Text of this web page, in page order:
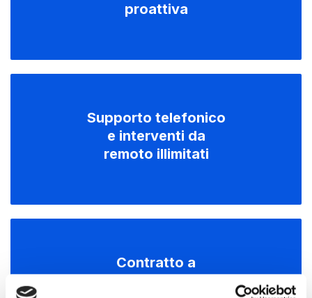
proattiva
Supporto telefonico
e interventi da
remoto illimitati
Contratto a